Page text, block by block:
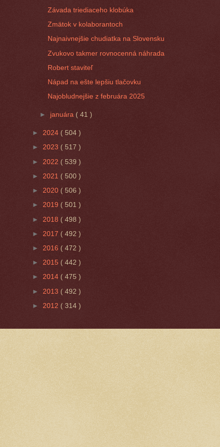
Závada triediaceho klobúka
Zmätok v kolaborantoch
Najnaivnejšie chudiatka na Slovensku
Zvukovo takmer rovnocenná náhrada
Robert staviteľ
Nápad na ešte lepšiu tlačovku
Najobludnejšie z februára 2025
► januára ( 41 )
► 2024 ( 504 )
► 2023 ( 517 )
► 2022 ( 539 )
► 2021 ( 500 )
► 2020 ( 506 )
► 2019 ( 501 )
► 2018 ( 498 )
► 2017 ( 492 )
► 2016 ( 472 )
► 2015 ( 442 )
► 2014 ( 475 )
► 2013 ( 492 )
► 2012 ( 314 )